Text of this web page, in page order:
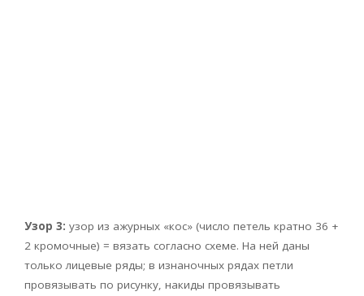
Узор 3: узор из ажурных «кос» (число петель кратно 36 +
2 кромочные) = вязать согласно схеме. На ней даны
только лицевые ряды; в изнаночных рядах петли
провязывать по рисунку, накиды провязывать